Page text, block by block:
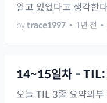
알고 있었다고 생각한
bytrace1997 • 1년 전 •
14~15일차 -
오늘 TIL 3줄 요약외부